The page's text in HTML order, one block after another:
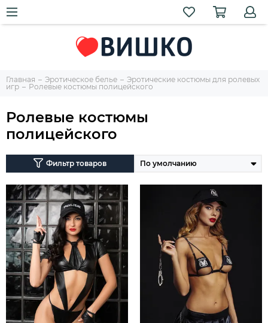
Главная Эротическое белье
Эротические костюмы для ролевых
игр
Ролевые костюмы полицейского
Ролевые костюмы
полицейского
Фильтр товаров